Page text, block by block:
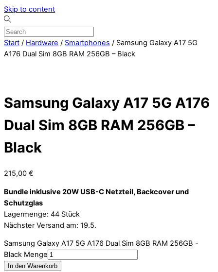
Skip to content
Start / Hardware / Smartphones / Samsung Galaxy A17 5G
A176 Dual Sim 8GB RAM 256GB – Black
Samsung Galaxy A17 5G A176
Dual Sim 8GB RAM 256GB –
Black
215,00 €
Bundle inklusive 20W USB-C Netzteil, Backcover und
Schutzglas
Lagermenge: 44 Stück
Nächster Versand am: 19.5.
Samsung Galaxy A17 5G A176 Dual Sim 8GB RAM 256GB -
Black Menge
In den Warenkorb